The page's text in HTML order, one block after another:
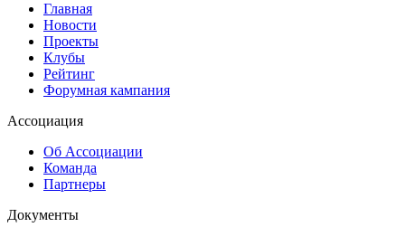
Главная
Новости
Проекты
Клубы
Рейтинг
Форумная кампания
Ассоциация
Об Ассоциации
Команда
Партнеры
Документы